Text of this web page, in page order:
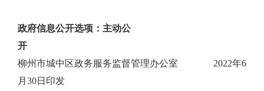
政府信息公开选项：主动公
开
柳州市城中区政务服务监督管理办公室 2022年6
月 30日印发